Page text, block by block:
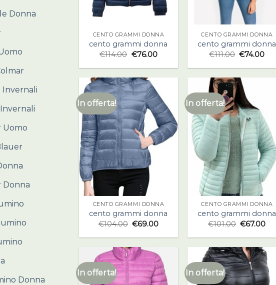
Donna
Uomo
Donna
Donna
CENTO GRAMMI DONNA
cento grammi donna
€114.00 €76.00
CENTO GRAMMI DONNA
cento grammi donna
€111.00 €74.00
In offerta!
CENTO GRAMMI DONNA
cento grammi donna
€104.00 €69.00
In offerta!
CENTO GRAMMI DONNA
cento grammi donna
€101.00 €67.00
In offerta! In offerta!